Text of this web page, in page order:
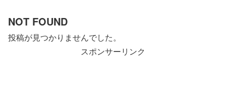
NOT FOUND
投稿が見つかりませんでした。
スポンサーリンク